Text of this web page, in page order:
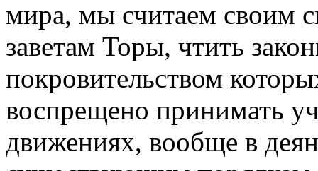
мира, мы считаем своим
заветам Торы, чтить
покровительством
воспрещено принимать
движениях, вообще в